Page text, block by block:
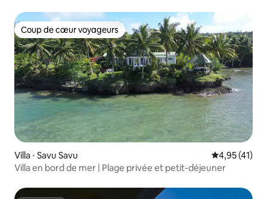
Coup de cœur voyageurs
Coup de cœur voyageurs
Villa ⋅ Savu Savu Évaluation
4,95 (41)
Villa en bord de mer | Plage privée et petit-déjeuner